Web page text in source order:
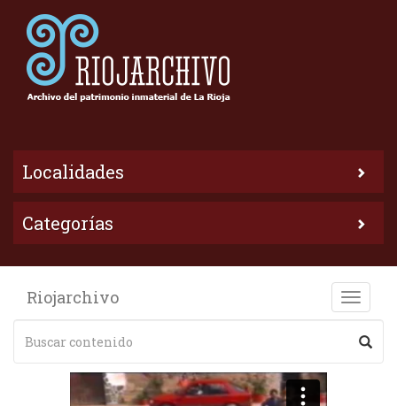
Localidades
Categorías
Toggle
Riojarchivo